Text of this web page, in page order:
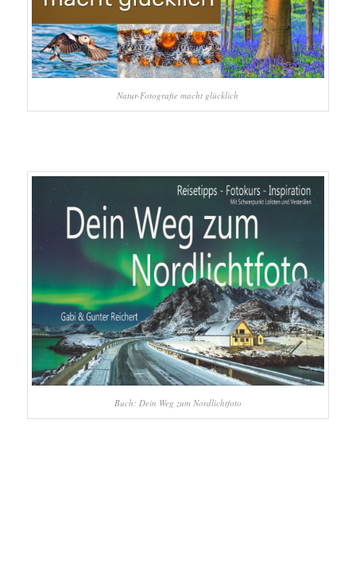
Natur-Fotografie macht glücklich
Buch: Dein Weg zum Nordlichtfoto